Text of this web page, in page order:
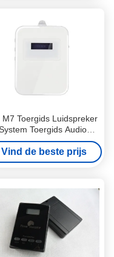
M7 Toergids Luidspreker
Toergids Audio
Voor Museum 5.8 *
7.5 * 1.3cm
Vind de beste prijs